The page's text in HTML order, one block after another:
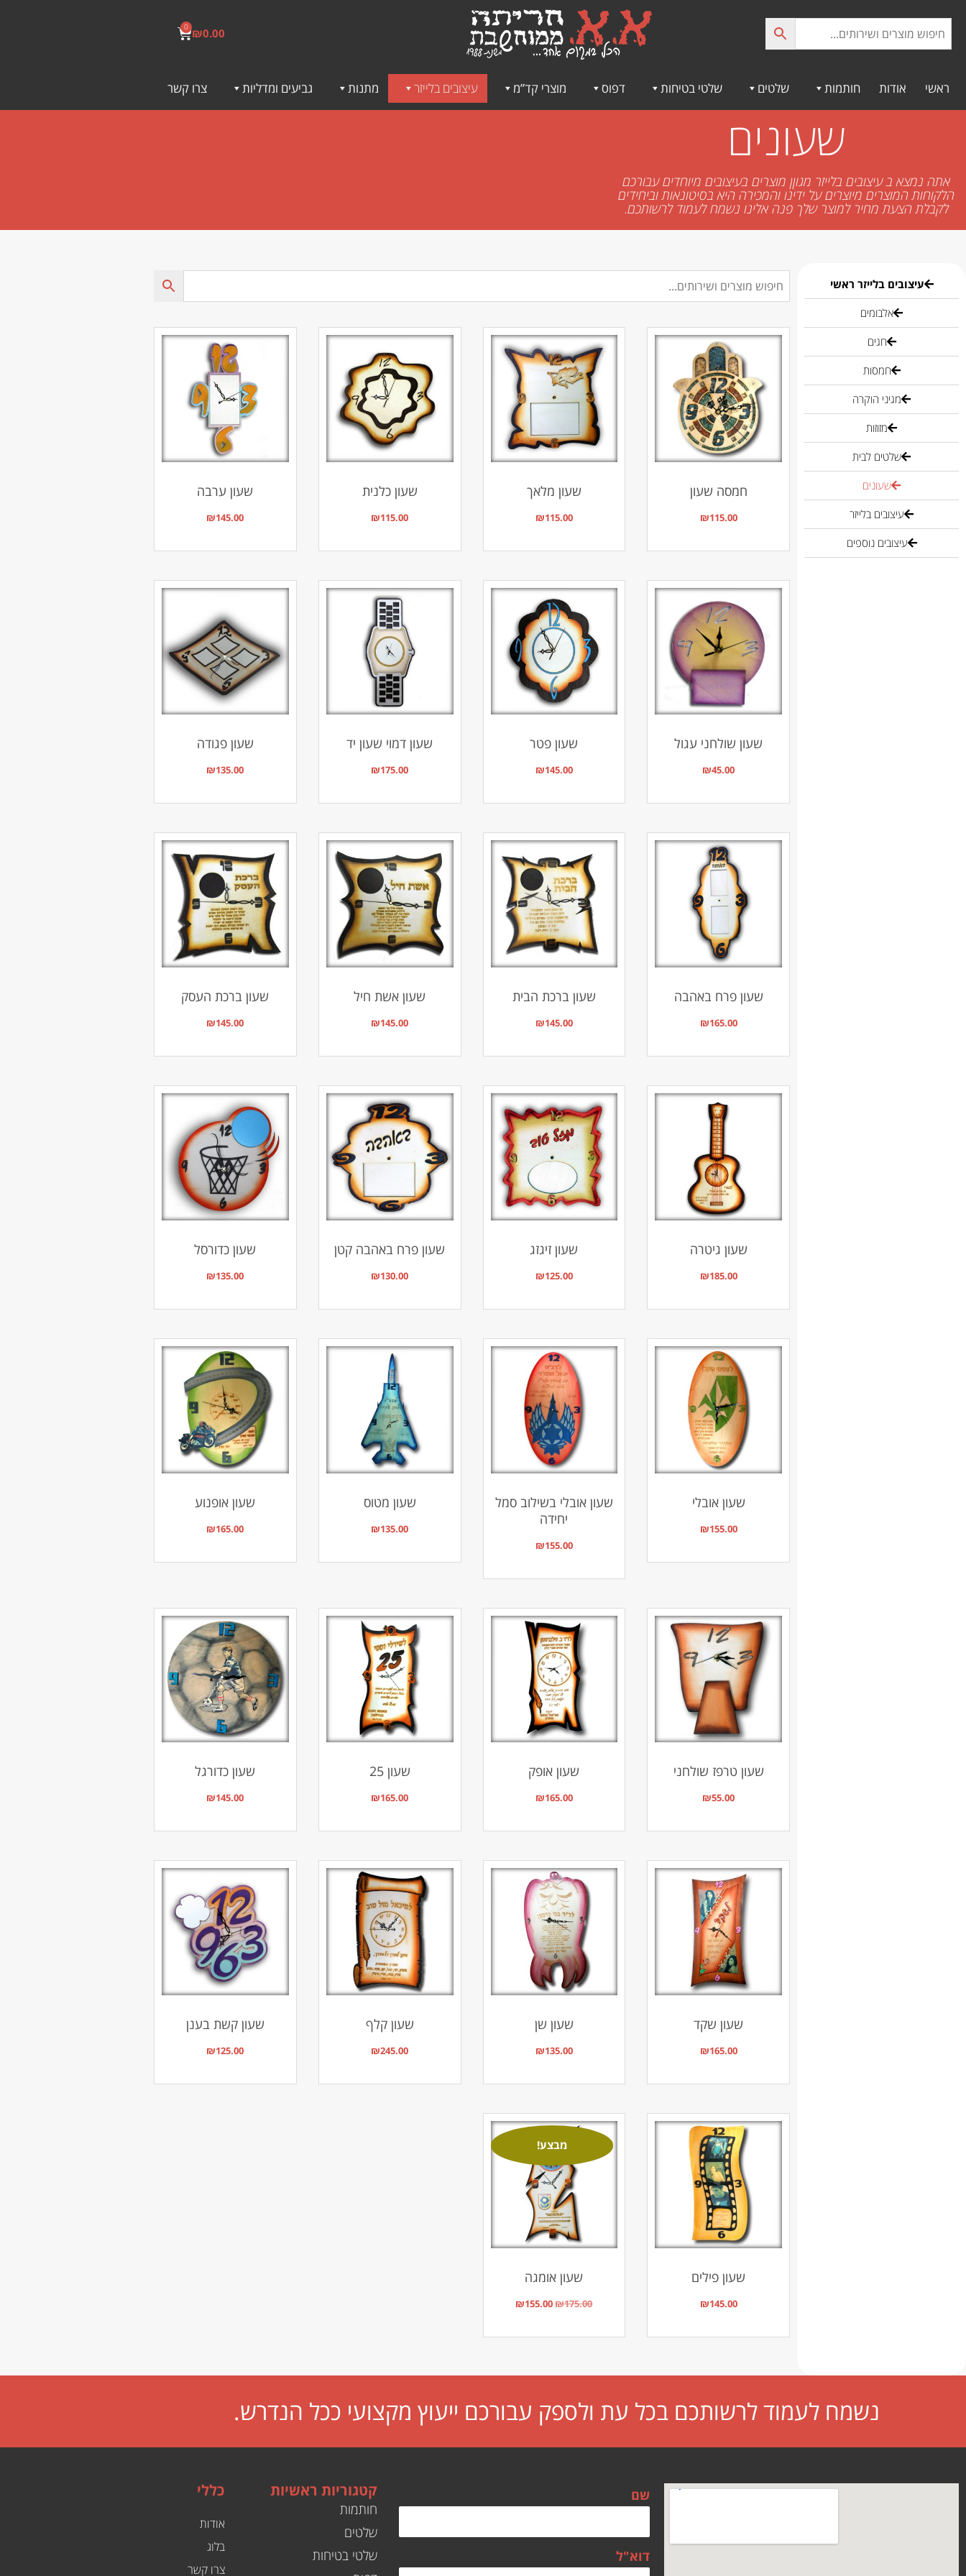
₪0.00
0
ראשי אודות חותמות שלטים שלטי בטיחות דפוס מוצרי קד”מ עיצובים בלייזר מתנות גביעים ומדליות צרו קשר
שעונים
אתה נמצא ב עיצובים בלייזר מגוןן מוצרים בעיצובים מיוחדים עבורכם
הלקוחות המוצרים מיוצרים על ידינו והמכירה היא בסיטונאות וביחידים
לקבלת הצעת מחיר למוצר שלך פנה אלינו נשמח לעמוד לרשותכם.
עיצובים בלייזר ראשי
אלבומים
חגים
חמסות
מגיני הוקרה
מזוזות
שלטים לבית
שעונים
עיצובים בלייזר
עיצובים נוספים
חמסה שעון
₪115.00
שעון מלאך
₪115.00
שעון כלנית
₪115.00
שעון ערבה
₪145.00
שעון שולחני עגול
₪45.00
שעון פטר
₪145.00
שעון דמוי שעון יד
₪175.00
שעון פגודה
₪135.00
שעון פרח באהבה
₪165.00
שעון ברכת הבית
₪145.00
שעון אשת חיל
₪145.00
שעון ברכת העסק
₪145.00
שעון גיטרה
₪185.00
שעון זיגזג
₪125.00
שעון פרח באהבה קטן
₪130.00
שעון כדורסל
₪135.00
שעון אובלי
₪155.00
שעון אובלי בשילוב סמל
יחידה
₪155.00
שעון מטוס
₪135.00
שעון אופנוע
₪165.00
שעון טרפז שולחני
₪55.00
שעון אופק
₪165.00
שעון 25
₪165.00
שעון כדורגל
₪145.00
שעון שקד
₪165.00
שעון שן
₪135.00
שעון קלף
₪245.00
שעון קשת בענן
₪125.00
שעון פילים
₪145.00
מבצע!
שעון אומגה
₪175.00
₪155.00
נשמח לעמוד לרשותכם בכל עת ולספק עבורכם ייעוץ מקצועי ככל הנדרש.
שם
דוא"ל
קטגוריות ראשיות
חותמות
שלטים
שלטי בטיחות
כללי
אודות
בלוג
צרו קשר